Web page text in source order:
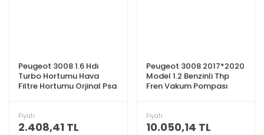
Peugeot 3008 1.6 Hdı
Turbo Hortumu Hava
Filtre Hortumu Orjinal Psa
Fiyatı
2.408,41 TL
Peugeot 3008 2017*2020
Model 1.2 Benzinli Thp
Fren Vakum Pompası
Fiyatı
10.050,14 TL